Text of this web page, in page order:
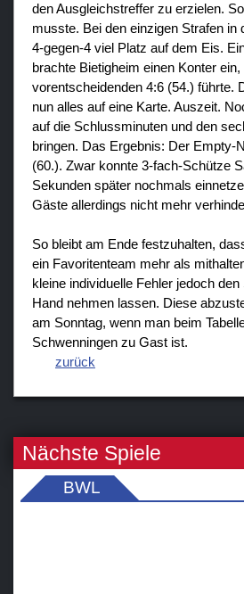
den Ausgleichstreffer zu erzielen.
musste. Bei den einzigen Strafen in
4-gegen-4 viel Platz auf dem Eis.
brachte Bietigheim einen Konter
vorentscheidenden 4:6 (54.) führte.
nun alles auf eine Karte. Auszeit.
auf die Schlussminuten und den
bringen. Das Ergebnis: Der Empty-
(60.). Zwar konnte 3-fach-Schütze
Sekunden später nochmals
Gäste allerdings nicht mehr
So bleibt am Ende festzuhalten,
ein Favoritenteam mehr als
kleine individuelle Fehler jedoch
Hand nehmen lassen. Diese
am Sonntag, wenn man beim
Schwenningen zu Gast ist.
zurück
Nächste Spiele
BWL